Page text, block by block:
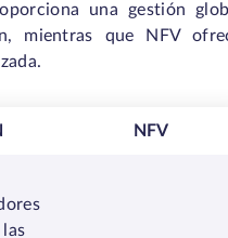
una gestión
mientras que NFV
NFV
las